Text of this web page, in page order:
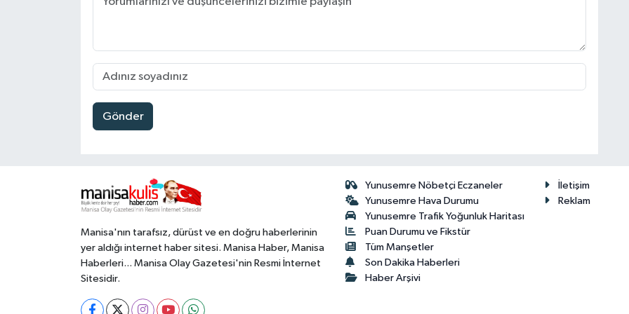
Gönder
Manisa'nın tarafsız, dürüst ve en doğru haberlerinin
yer aldığı internet haber sitesi. Manisa Haber, Manisa
Haberleri... Manisa Olay Gazetesi'nin Resmi İnternet
Sitesidir.
Yunusemre Nöbetçi Eczaneler
Yunusemre Hava Durumu
Yunusemre Trafik Yoğunluk Haritası
Puan Durumu ve Fikstür
Tüm Manşetler
Son Dakika Haberleri
Haber Arşivi
İletişim
Reklam